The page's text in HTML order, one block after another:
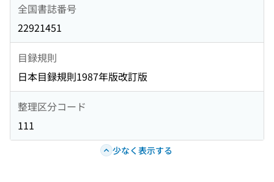
全国書誌番号
22921451
目録規則
日本目録規則1987年版改訂版
整理区分コード
111
少なく表示する